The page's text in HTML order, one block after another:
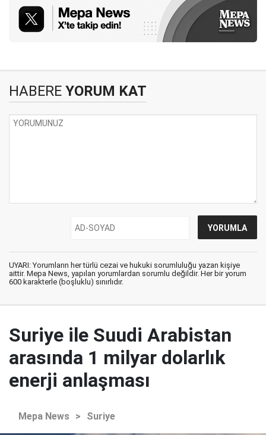
HABERE YORUM KAT
UYARI: Yorumların her türlü cezai ve hukuki sorumluluğu yazan kişiye
aittir. Mepa News, yapılan yorumlardan sorumlu değildir. Her bir yorum
600 karakterle (boşluklu) sınırlıdır.
Suriye ile Suudi Arabistan
arasında 1 milyar dolarlık
enerji anlaşması
Mepa News > Suriye